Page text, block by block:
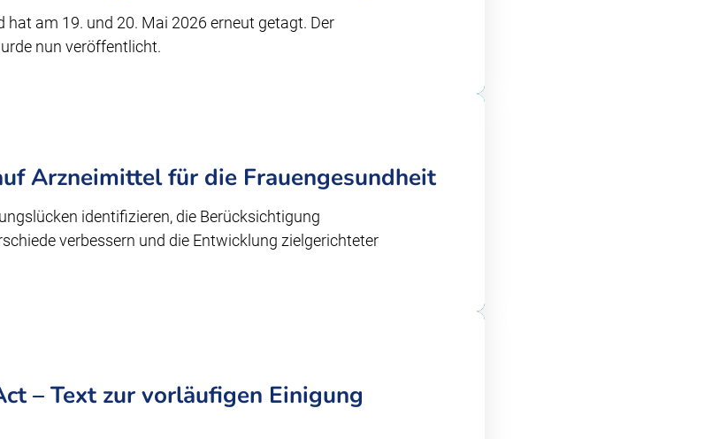
hat am 19. und 20. Mai 2026 erneut getagt. Der
nun veröffentlicht.
Arzneimittel für die Frauengesundheit
identifizieren, die Berücksichtigung
verbessern und die Entwicklung zielgerichteter
– Text zur vorläufigen Einigung